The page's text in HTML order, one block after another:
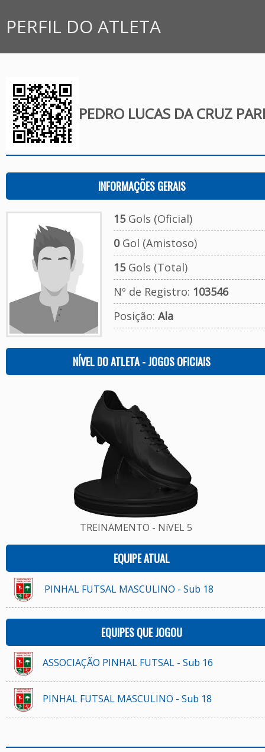
PERFIL DO ATLETA
PEDRO LUCAS DA CRUZ
INFORMAÇÕES GERAIS
15Gols (Oficial)
0Gol (Amistoso)
15Gols (Total)
Nº de Registro: 103546
Posição: Ala
NÍVEL DO ATLETA - JOGOS OFICIAIS
TREINAMENTO - NíVEL 5
EQUIPE ATUAL
PINHAL FUTSAL MASCULINO - Sub 18
EQUIPES QUE JOGOU
ASSOCIAÇÃO PINHAL FUTSAL - Sub 16
PINHAL FUTSAL MASCULINO - Sub 18